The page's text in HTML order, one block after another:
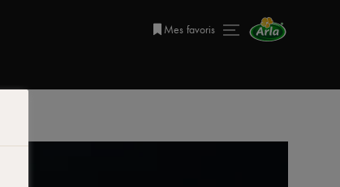
Mes favoris